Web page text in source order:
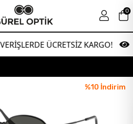
ÜCRETSİZ KARGO!
0
%10 İndirim